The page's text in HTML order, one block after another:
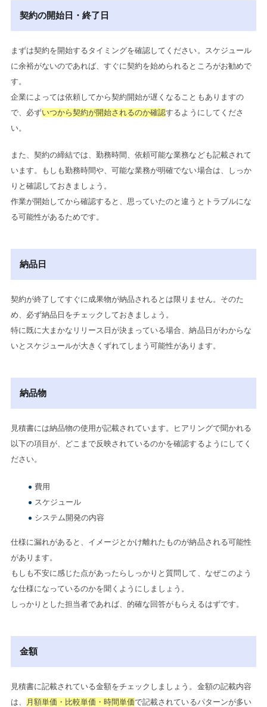
契約の開始日・終了日
まずは契約を開始するタイミングを確認してください。スケジュール
に余裕がないのであれば、すぐに契約を始められるところがお勧めで
す。
企業によっては依頼してから契約開始が遅くなることもありますの
で、必ずいつから契約が開始されるのか確認するようにしてくださ
い。
また、契約の締結では、勤務時間、依頼可能な業務なども記載されて
います。もしも勤務時間や、可能な業務が明確でない場合は、しっか
りと確認しておきましょう。
作業が開始してから確認すると、思っていたのと違うとトラブルにな
る可能性があるためです。
納品日
契約が終了してすぐに成果物が納品されるとは限りません。そのた
め、必ず納品日をチェックしておきましょう。
特に既に大まかなリリース日が決まっている場合、納品日がわからな
いとスケジュールが大きくずれてしまう可能性があります。
納品物
見積書には納品物の使用が記載されています。ヒアリングで聞かれる
以下の項目が、どこまで反映されているのかを確認するようにしてく
ださい。
費用
スケジュール
システム開発の内容
仕様に漏れがあると、イメージとかけ離れたものが納品される可能性
があります。
もしも不安に感じた点があったらしっかりと質問して、なぜこのよう
な仕様になっているのかを聞くようにしましょう。
しっかりとした担当者であれば、的確な回答がもらえるはずです。
金額
見積書に記載されている金額をチェックしましょう。金額の記載内容
は、
月額単価・比較単価・時間単価で記載されているパターンが多い